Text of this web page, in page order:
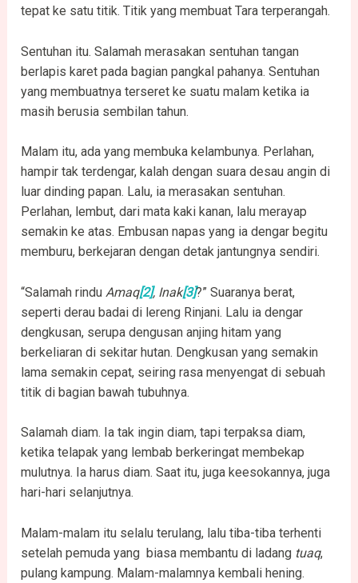
tepat ke satu titik. Titik yang membuat Tara terperangah.
Sentuhan itu. Salamah merasakan sentuhan tangan
berlapis karet pada bagian pangkal pahanya. Sentuhan
yang membuatnya terseret ke suatu malam ketika ia
masih berusia sembilan tahun.
Malam itu, ada yang membuka kelambunya. Perlahan,
hampir tak terdengar, kalah dengan suara desau angin di
luar dinding papan. Lalu, ia merasakan sentuhan.
Perlahan, lembut, dari mata kaki kanan, lalu merayap
semakin ke atas. Embusan napas yang ia dengar begitu
memburu, berkejaran dengan detak jantungnya sendiri.
“Salamah rindu Amaq[2], Inak[3]?” Suaranya berat,
seperti derau badai di lereng Rinjani. Lalu ia dengar
dengkusan, serupa dengusan anjing hitam yang
berkeliaran di sekitar hutan. Dengkusan yang semakin
lama semakin cepat, seiring rasa menyengat di sebuah
titik di bagian bawah tubuhnya.
Salamah diam. Ia tak ingin diam, tapi terpaksa diam,
ketika telapak yang lembab berkeringat membekap
mulutnya. Ia harus diam. Saat itu, juga keesokannya, juga
hari-hari selanjutnya.
Malam-malam itu selalu terulang, lalu tiba-tiba terhenti
setelah pemuda yang biasa membantu di ladang tuaq,
pulang kampung. Malam-malamnya kembali hening.